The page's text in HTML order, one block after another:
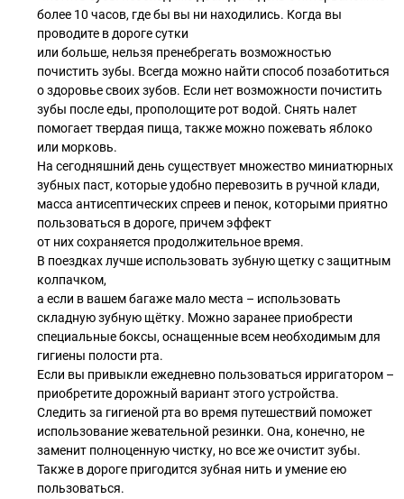
более 10 часов, где бы вы ни находились. Когда вы
проводите в дороге сутки
или больше, нельзя пренебрегать возможностью
почистить зубы. Всегда можно найти способ позаботиться
о здоровье своих зубов. Если нет возможности почистить
зубы после еды, прополощите рот водой. Снять налет
помогает твердая пища, также можно пожевать яблоко
или морковь.
На сегодняшний день существует множество миниатюрных
зубных паст, которые удобно перевозить в ручной клади,
масса антисептических спреев и пенок, которыми приятно
пользоваться в дороге, причем эффект
от них сохраняется продолжительное время.
В поездках лучше использовать зубную щетку с защитным
колпачком,
а если в вашем багаже мало места – использовать
складную зубную щётку. Можно заранее приобрести
специальные боксы, оснащенные всем необходимым для
гигиены полости рта.
Если вы привыкли ежедневно пользоваться ирригатором –
приобретите дорожный вариант этого устройства.
Следить за гигиеной рта во время путешествий поможет
использование жевательной резинки. Она, конечно, не
заменит полноценную чистку, но все же очистит зубы.
Также в дороге пригодится зубная нить и умение ею
пользоваться.